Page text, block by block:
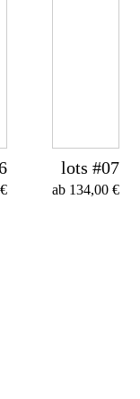
€
lots #07
ab 134,00 €